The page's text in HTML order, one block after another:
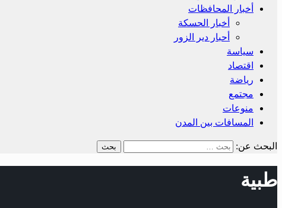
أخبار المحافظات
أخبار الحسكة
أحبار دير الزور
سياسة
اقتصاد
رياضة
مجتمع
منوعات
المسافات بين المدن
البحث عن:
طبية